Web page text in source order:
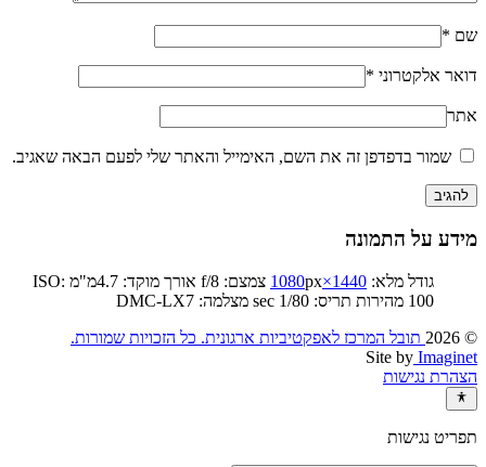
שם *
דואר אלקטרוני *
אתר
שמור בדפדפן זה את השם, האימייל והאתר שלי לפעם הבאה שאגיב.
מידע על התמונה
גודל מלא: 1440×1080
px צמצם: f/8 אורך מוקד: 4.7מ"מ
ISO:
100 מהירות תריס: 1/80 sec
מצלמה: DMC-LX7
© 2026
תובל המרכז לאפקטיביות ארגונית. כל הזכויות שמורות.‏
Site by Imaginet
הצהרת נגישות
תפריט נגישות